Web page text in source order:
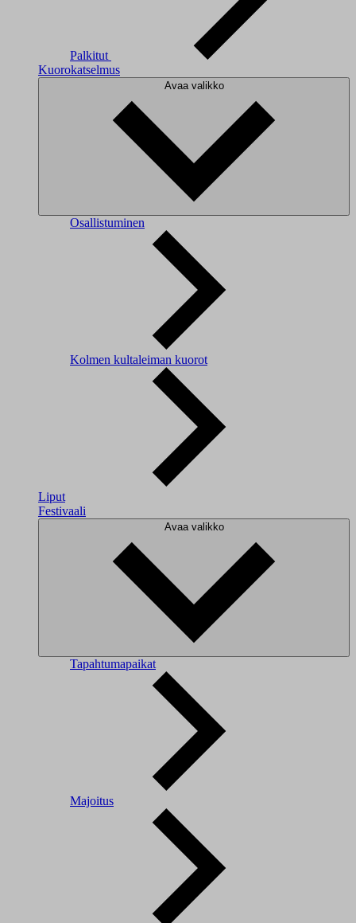
Palkitut
Kuorokatselmus
Avaa valikko
Osallistuminen
Kolmen kultaleiman kuorot
Liput
Festivaali
Avaa valikko
Tapahtumapaikat
Majoitus